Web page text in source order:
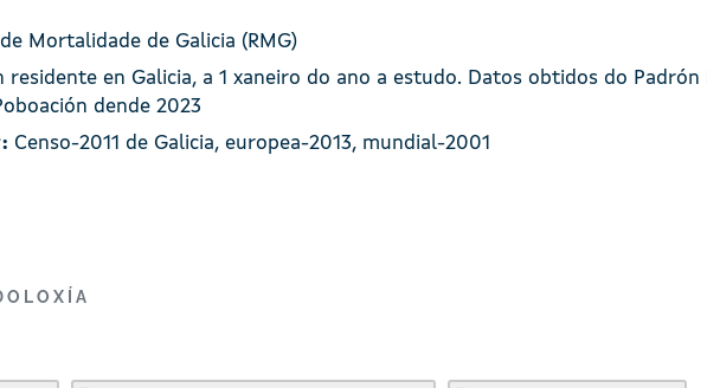
Mortalidade de Galicia (RMG)
residente en Galicia, a 1 xaneiro do ano a estudo. Datos obtidos do
dende 2023
Censo-2011 de Galicia, europea-2013, mundial-2001